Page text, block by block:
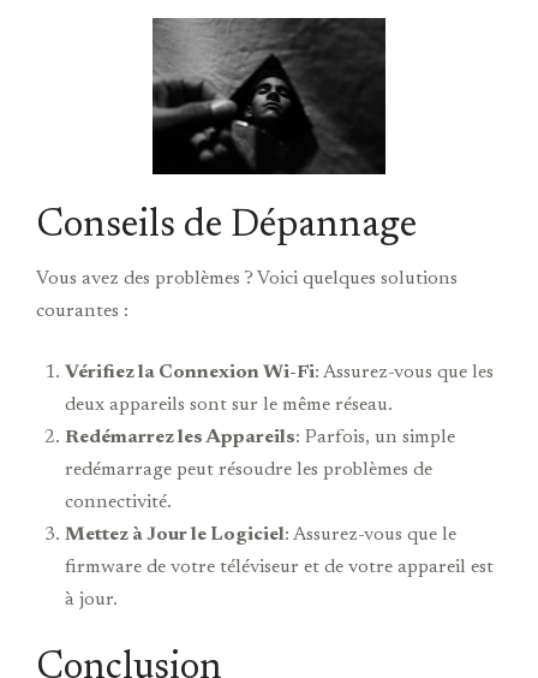
Conseils de Dépannage
Vous avez des problèmes ? Voici quelques solutions
courantes :
Vérifiez la Connexion Wi-Fi: Assurez-vous que les
deux appareils sont sur le même réseau.
Redémarrez les Appareils: Parfois, un simple
redémarrage peut résoudre les problèmes de
connectivité.
Mettez à Jour le Logiciel: Assurez-vous que le
firmware de votre téléviseur et de votre appareil est
à jour.
Conclusion